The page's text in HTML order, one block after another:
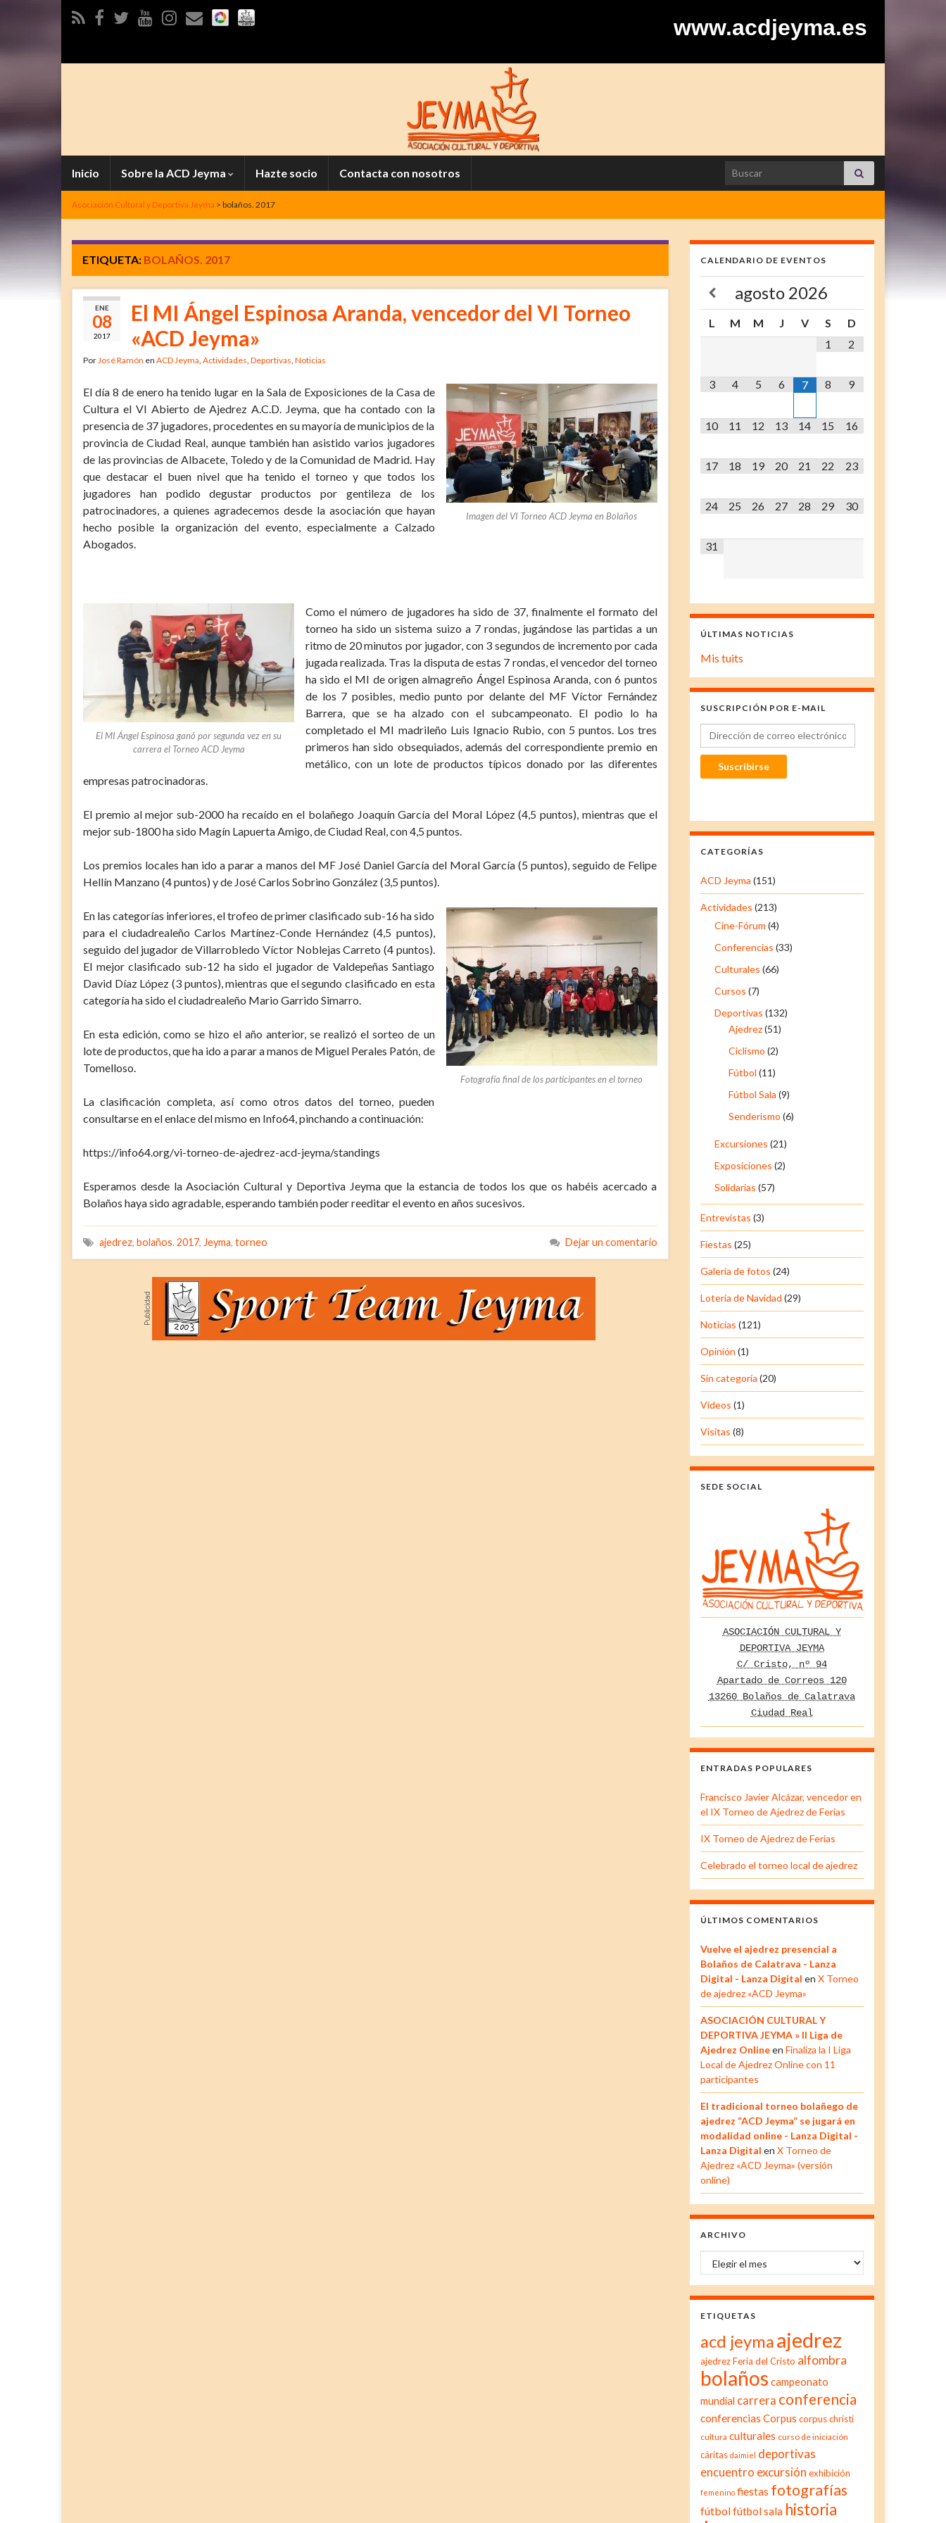
www.acdjeyma.es
Inicio Sobre la ACD Jeyma Hazte socio Contacta con nosotros Search for:
Asociación Cultural y Deportiva Jeyma > bolaños. 2017
ETIQUETA: BOLAÑOS. 2017
ENE
08
2017
El MI Ángel Espinosa Aranda, vencedor del VI Torneo
«ACD Jeyma»
Por José Ramón en ACD Jeyma Actividades Deportivas Noticias
Imagen del VI Torneo ACD Jeyma en Bolaños
El día 8 de enero ha tenido lugar en la Sala de Exposiciones de la Casa de
Cultura el VI Abierto de Ajedrez A.C.D. Jeyma, que ha contado con la
presencia de 37 jugadores, procedentes en su mayoría de municipios de la
provincia de Ciudad Real, aunque también han asistido varios jugadores
de las provincias de Albacete, Toledo y de la Comunidad de Madrid. Hay
que destacar el buen nivel que ha tenido el torneo y que todos los
jugadores han podido degustar productos por gentileza de los
patrocinadores, a quienes agradecemos desde la asociación que hayan
hecho posible la organización del evento, especialmente a Calzado
Abogados.
El MI Ángel Espinosa ganó por segunda vez en su
carrera el Torneo ACD Jeyma
Como el número de jugadores ha sido de 37, finalmente el formato del
torneo ha sido un sistema suizo a 7 rondas, jugándose las partidas a un
ritmo de 20 minutos por jugador, con 3 segundos de incremento por cada
jugada realizada. Tras la disputa de estas 7 rondas, el vencedor del torneo
ha sido el MI de origen almagreño Ángel Espinosa Aranda, con 6 puntos
de los 7 posibles, medio punto por delante del MF Víctor Fernández
Barrera, que se ha alzado con el subcampeonato. El podio lo ha
completado el MI madrileño Luis Ignacio Rubio, con 5 puntos. Los tres
primeros han sido obsequiados, además del correspondiente premio en
metálico, con un lote de productos típicos donado por las diferentes
empresas patrocinadoras.
El premio al mejor sub-2000 ha recaído en el bolañego Joaquín García del Moral López (4,5 puntos), mientras que el
mejor sub-1800 ha sido Magín Lapuerta Amigo, de Ciudad Real, con 4,5 puntos.
Los premios locales han ido a parar a manos del MF José Daniel García del Moral García (5 puntos), seguido de Felipe
Hellín Manzano (4 puntos) y de José Carlos Sobrino González (3,5 puntos).
Fotografía final de los participantes en el torneo
En las categorías inferiores, el trofeo de primer clasificado sub-16 ha sido
para el ciudadrealeño Carlos Martínez-Conde Hernández (4,5 puntos),
seguido del jugador de Villarrobledo Víctor Noblejas Carreto (4 puntos).
El mejor clasificado sub-12 ha sido el jugador de Valdepeñas Santiago
David Díaz López (3 puntos), mientras que el segundo clasificado en esta
categoría ha sido el ciudadrealeño Mario Garrido Simarro.
En esta edición, como se hizo el año anterior, se realizó el sorteo de un
lote de productos, que ha ido a parar a manos de Miguel Perales Patón, de
Tomelloso.
La clasificación completa, así como otros datos del torneo, pueden
consultarse en el enlace del mismo en Info64, pinchando a continuación:
https://info64.org/vi-torneo-de-ajedrez-acd-jeyma/standings
Esperamos desde la Asociación Cultural y Deportiva Jeyma que la estancia de todos los que os habéis acercado a
Bolaños haya sido agradable, esperando también poder reeditar el evento en años sucesivos.
ajedrez, bolaños. 2017, Jeyma, torneo Dejar un comentario
CALENDARIO DE EVENTOS
agosto 2026
L M M J V S
D
1
2
3 4 5 6 7 8 9
10 11 12 13 14 15 16
17 18 19 20 21 22 23
24 25 26 27 28 29 30
31
ÚLTIMAS NOTICIAS
Mis tuits
SUSCRIPCIÓN POR E-MAIL
Dirección de correo electrónico
Suscribirse
CATEGORÍAS
ACD Jeyma (151)
Actividades (213)
Cine-Fórum (4)
Conferencias (33)
Culturales (66)
Cursos (7)
Deportivas (132)
Ajedrez(51)
Ciclismo (2)
Fútbol (11)
Fútbol Sala (9)
Senderismo (6)
Excursiones (21)
Exposiciones (2)
Solidarias (57)
Entrevistas (3)
Fiestas (25)
Galería de fotos (24)
Lotería de Navidad (29)
Noticias (121)
Opinión (1)
Sin categoría (20)
Vídeos (1)
Visitas (8)
SEDE SOCIAL
ASOCIACIÓN CULTURAL Y
DEPORTIVA JEYMA
C/ Cristo, nº 94
Apartado de Correos 120
13260 Bolaños de Calatrava
Ciudad Real
ENTRADAS POPULARES
Francisco Javier Alcázar, vencedor en
el IX Torneo de Ajedrez de Ferias
IX Torneo de Ajedrez de Ferias
Celebrado el torneo local de ajedrez
ÚLTIMOS COMENTARIOS
Vuelve el ajedrez presencial a
Bolaños de Calatrava - Lanza
Digital - Lanza Digital en X Torneo
de ajedrez «ACD Jeyma»
ASOCIACIÓN CULTURAL Y
DEPORTIVA JEYMA » II Liga de
Ajedrez Onlineen Finaliza la I Liga
Local de Ajedrez Online con 11
participantes
El tradicional torneo bolañego de
ajedrez “ACD Jeyma” se jugará en
modalidad online - Lanza Digital -
Lanza Digital en X Torneo de
Ajedrez «ACD Jeyma» (versión
online)
ARCHIVO
Archivo
ETIQUETAS
acd jeymaajedrez
ajedrez Feria del Cristo alfombra
bolaños campeonato
mundial carrera conferencia
conferencias Corpus corpus christi
cultura culturales curso de iniciación
cáritas daimiel deportivas
encuentro excursión exhibición
femenino fiestas fotografías
fútbolfútbol sala historia